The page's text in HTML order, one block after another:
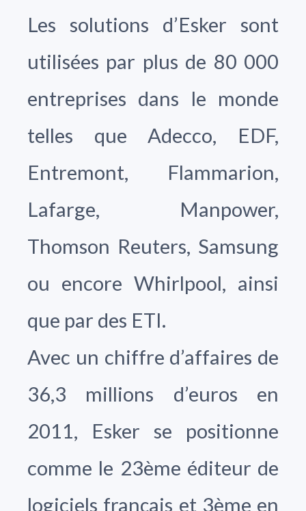
Les solutions d’Esker sont
utilisées par plus de 80 000
entreprises dans le monde
telles que Adecco, EDF,
Entremont, Flammarion,
Lafarge, Manpower,
Thomson Reuters, Samsung
ou encore Whirlpool, ainsi
que par des ETI.
Avec un chiffre d’affaires de
36,3 millions d’euros en
2011, Esker se positionne
comme le 23ème éditeur de
logiciels français et 3ème en